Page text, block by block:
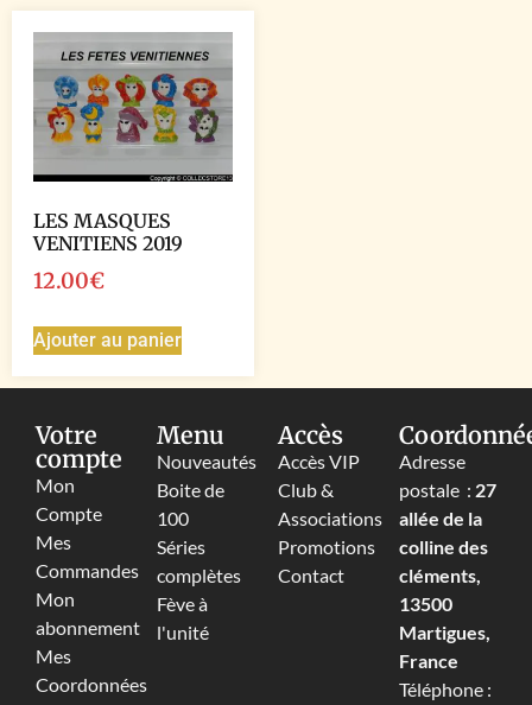
LES MASQUES
VENITIENS 2019
12.00€
Ajouter au panier
Votre
compte
Mon
Compte
Mes
Commandes
Mon
abonnement
Mes
Coordonnées
Menu
Nouveautés
Boite de
100
Séries
complètes
Fève à
l'unité
Accès
Accès VIP
Club &
Associations
Promotions
Contact
Adresse
postale : 27
allée de la
colline des
cléments,
13500
Martigues,
France
Téléphone :